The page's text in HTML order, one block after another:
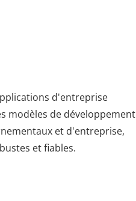
d'entreprise
modèles de développement
et d'entreprise,
et fiables.